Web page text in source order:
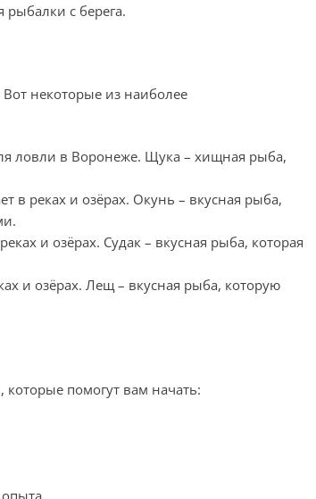
с берега.
некоторые из наиболее
ловли в Воронеже. Щука – хищная рыба,
в реках и озёрах. Окунь – вкусная рыба,
и озёрах. Судак – вкусная рыба, которая
и озёрах. Лещ – вкусная рыба, которую
помогут вам начать: